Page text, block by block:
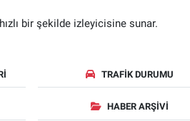
bir şekilde izleyicisine sunar.
TRAFIK DURUMU
HABER ARŞIVI